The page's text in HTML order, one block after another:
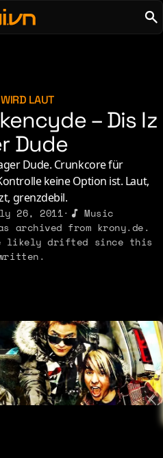
& Games
Lore
& Ideology
2011
2010
2009
LAUT
– Dis Iz
Dude
Dude. Crunkcore für
keine Option ist. Laut,
grenzdebil.
26, 2011·
Music
archived from krony.de.
likely drifted since this